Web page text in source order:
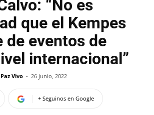
“No es
que el Kempes
de eventos de
internacional”
Vivo - 26 junio, 2022
+ Seguinos en Google